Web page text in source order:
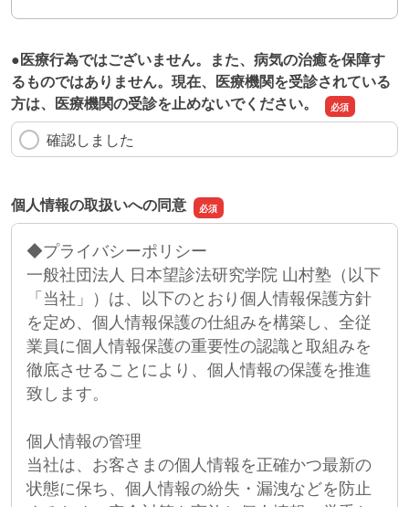
●医療行為ではございません。また、病気の治癒を保障す
るものではありません。現在、医療機関を受診されている
方は、医療機関の受診を止めないでください。
確認しました
個人情報の取扱いへの同意
◆プライバシーポリシー
一般社団法人 日本望診法研究学院 山村塾（以下
「当社」）は、以下のとおり個人情報保護方針
を定め、個人情報保護の仕組みを構築し、全従
業員に個人情報保護の重要性の認識と取組みを
徹底させることにより、個人情報の保護を推進
致します。
個人情報の管理
当社は、お客さまの個人情報を正確かつ最新の
状態に保ち、個人情報の紛失・漏洩などを防止